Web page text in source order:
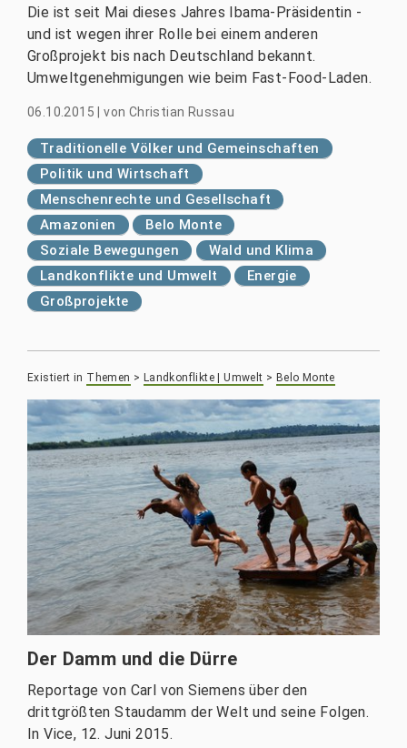
Die ist seit Mai dieses Jahres Ibama-Präsidentin -
und ist wegen ihrer Rolle bei einem anderen
Großprojekt bis nach Deutschland bekannt.
Umweltgenehmigungen wie beim Fast-Food-Laden.
06.10.2015|von Christian Russau
Traditionelle Völker und Gemeinschaften
Politik und Wirtschaft
Menschenrechte und Gesellschaft
Amazonien
Belo Monte
Soziale Bewegungen
Wald und Klima
Landkonflikte und Umwelt
Energie
Großprojekte
Existiert in Themen > Landkonflikte | Umwelt > Belo Monte
Der Damm und die Dürre
Reportage von Carl von Siemens über den
drittgrößten Staudamm der Welt und seine Folgen.
In Vice, 12. Juni 2015.